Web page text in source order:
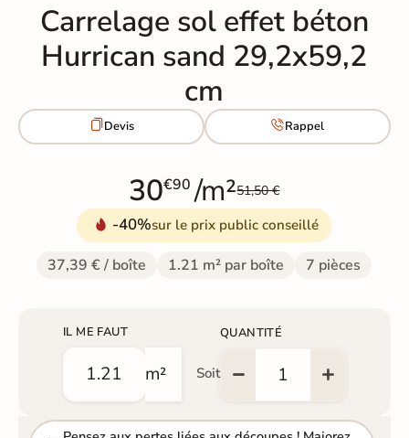
Carrelage sol effet béton
Hurrican sand 29,2x59,2
cm
Devis Rappel
30€90 /m²51,50 €
-40%sur le prix public conseillé
37,39 € / boîte 1.21 m² par boîte 7 pièces
IL ME FAUT
m² Soit
QUANTITÉ